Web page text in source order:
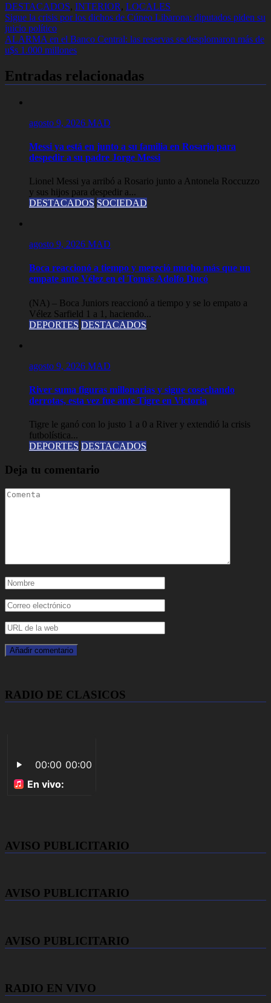
DESTACADOS, INTERIOR, LOCALES
Navegación
de
entradas
Sigue la crisis por los dichos de Cúneo Libarona: diputados piden su
juicio político
ALARMA en el Banco Central: las reservas se desplomaron más de
u$s 1.000 millones
Entradas relacionadas
agosto 9, 2026 MAD
Messi ya está en junto a su familia en Rosario para
despedir a su padre Jorge Messi
Lionel Messi ya arribó a Rosario junto a Antonela Roccuzzo
y sus hijos para despedir a...
DESTACADOS SOCIEDAD
agosto 9, 2026 MAD
Boca reaccionó a tiempo y mereció mucho más que un
empate ante Vélez en el Tomás Adolfo Ducó
(NA) – Boca Juniors reaccionó a tiempo y se lo empato a
Vélez Sarfield 1 a 1, haciendo...
DEPORTES DESTACADOS
agosto 9, 2026 MAD
River suma figuras millonarias y sigue cosechando
derrotas, esta vez fue ante Tigre en Victoria
Tigre le ganó con lo justo 1 a 0 a River y extendió la crisis
futbolística...
DEPORTES DESTACADOS
Deja tu comentario
RADIO DE CLASICOS
AVISO PUBLICITARIO
AVISO PUBLICITARIO
AVISO PUBLICITARIO
RADIO EN VIVO